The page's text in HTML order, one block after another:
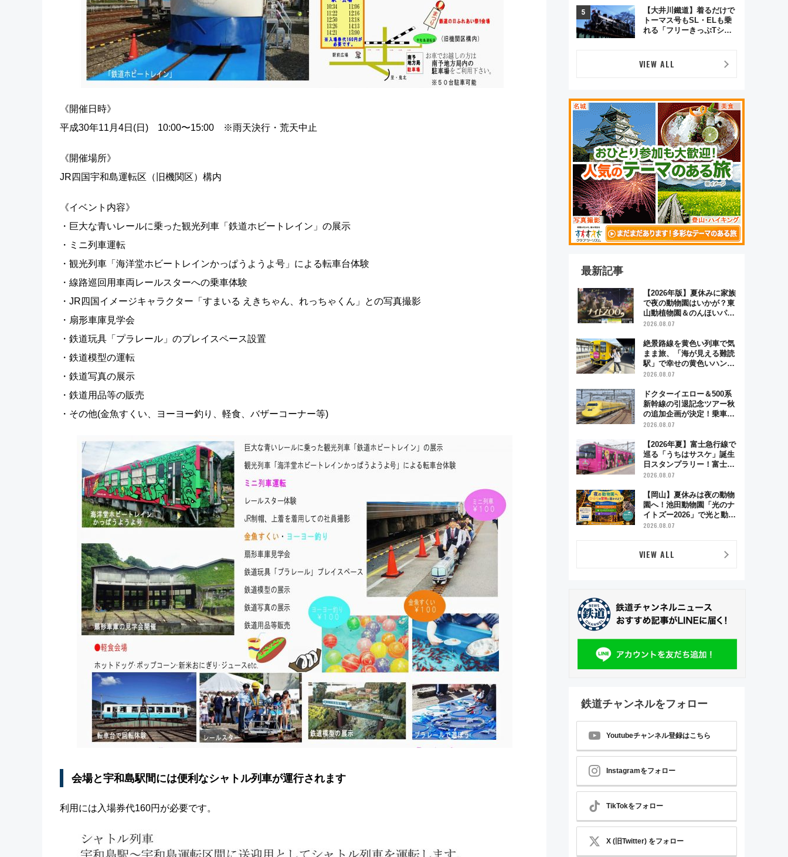
《開催日時》
平成30年11月4日(日) 10:00〜15:00 ※雨天決行・荒天中止
《開催場所》
JR四国宇和島運転区（旧機関区）構内
《イベント内容》
・巨大な青いレールに乗った観光列車「鉄道ホビートレイン」の展示
・ミニ列車運転
・観光列車「海洋堂ホビートレインかっぱうようよ号」による転車台体験
・線路巡回用車両レールスターへの乗車体験
・JR四国イメージキャラクター「すまいる えきちゃん、れっちゃくん」との写真撮影
・扇形車庫見学会
・鉄道玩具「プラレール」のプレイスペース設置
・鉄道模型の運転
・鉄道写真の展示
・鉄道用品等の販売
・その他(金魚すくい、ヨーヨー釣り、軽食、バザーコーナー等)
会場と宇和島駅間には便利なシャトル列車が運行されます
利用には入場券代160円が必要です。
弾」も
【大井川鐵道】着るだけで
トーマス号もSL・ELも乗
れる「フリーきっぷTシャ
VIEW ALL
最新記事
【2026年版】夏休みに家族
で夜の動物園はいかが？東
山動植物園＆のんほいパー
ク「ナイトZOO」開催情報
2026.08.07
絶景路線を黄色い列車で気
まま旅、「海が見える難読
駅」で幸せの黄色いハンカ
チに願いを 「新・鉄道ひ
「島原鉄道」
2026.08.07
ドクターイエロー＆500系
新幹線の引退記念ツアー秋
の追加企画が決定！乗車体
験やグッズ・ホテル情報ま
2026.08.07
【2026年夏】富士急行線で
巡る「うちはサスケ」誕生
日スタンプラリー！富士急
ハイランド限定グルメ＆グ
2026.08.07
【岡山】夏休みは夜の動物
園へ！池田動物園「光のナ
イトズー2026」で光と動物
が彩る特別な夜
2026.08.07
VIEW ALL
鉄道チャンネルをフォロー
Youtubeチャンネル登録はこちら
Instagramをフォロー
TikTokをフォロー
X (旧Twitter) をフォロー